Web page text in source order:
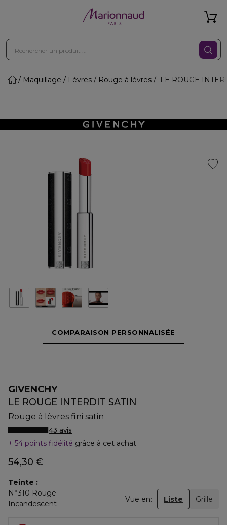
Maquillage Lèvres Rouge à lèvres LE ROUGE
COMPARAISON PERSONNALISÉE
GIVENCHY
LE ROUGE INTERDIT SATIN
Rouge à lèvres fini satin
43 avis
54 points fidélité grâce à cet achat
54,30 €
Teinte
N°310 Rouge
Incandescent
Vue en: Liste Grille